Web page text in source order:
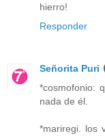
hierro!
Responder
Señorita Puri
*cosmofonio:
nada de él.
*mariregi. los